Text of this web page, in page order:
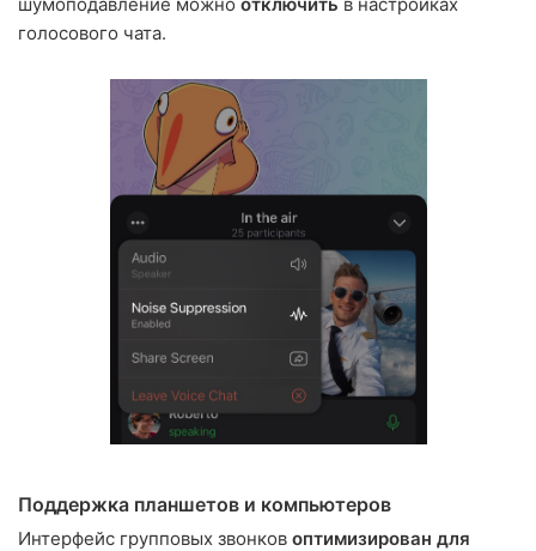
голосового чата.
Поддержка планшетов и компьютеров
Интерфейс групповых звонков оптимизирован для